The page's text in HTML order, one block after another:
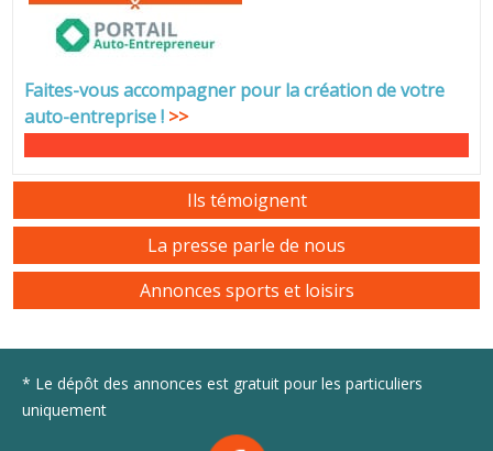
Faites-vous accompagner pour la création de votre
auto-entreprise! >>
Ils témoignent
La presse parle de nous
Annonces sports et loisirs
* Le dépôt des annonces est gratuit pour les particuliers
uniquement